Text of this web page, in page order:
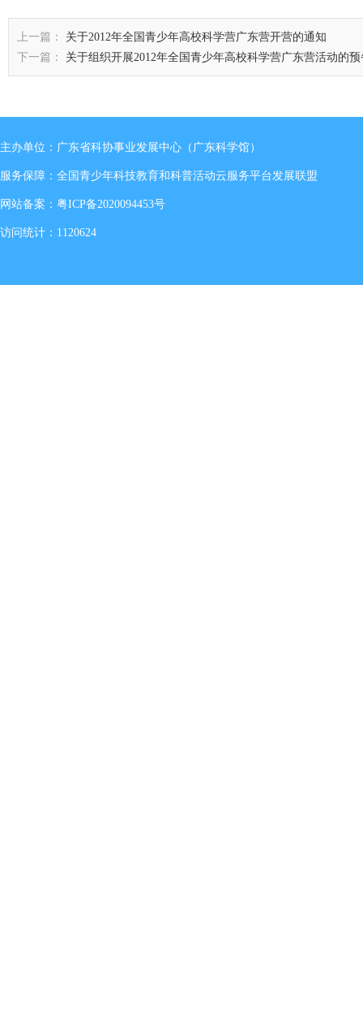
上一篇：
关于2012年全国青少年高校科学营广东营开营的通知
下一篇：
关于组织开展2012年全国青少年高校科学营广东营活动的
主办单位：广东省科协事业发展中心（广东科学馆）
服务保障：全国青少年科技教育和科普活动云服务平台发展联盟
网站备案： 粤ICP备2020094453号
访问统计：1120624